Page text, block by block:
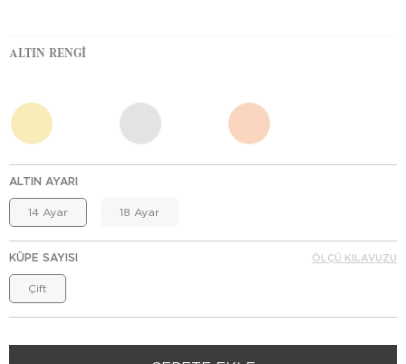
ALTIN RENGI
ALTIN AYARI
14 Ayar 18 Ayar
KÜPE SAYISI
Çift
ÖLÇÜ KILAVUZU